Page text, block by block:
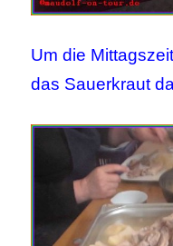
Um die
das Sauerkraut